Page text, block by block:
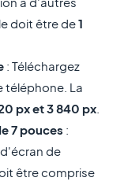
doit être de1
: Téléchargez
téléphone. La
px et 3 840 px.
7 pouces :
de
être comprise